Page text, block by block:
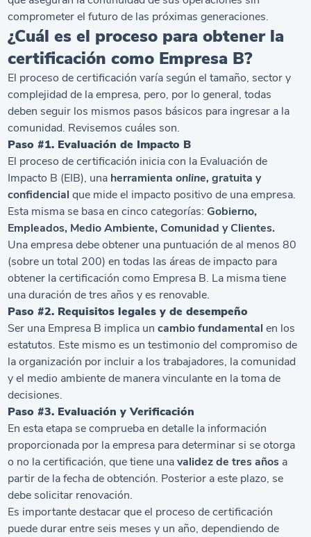
comprometer el futuro de las próximas generaciones.
¿Cuál es el proceso para obtener la
certificación como Empresa B?
El proceso de certificación varía según el tamaño, sector y
complejidad de la empresa, pero, por lo general, todas
deben seguir los mismos pasos básicos para ingresar a la
comunidad. Revisemos cuáles son.
Paso #1. Evaluación de Impacto B
El proceso de certificación inicia con la Evaluación de
Impacto B (EIB), una herramientaonline, gratuita y
confidencial que mide el impacto positivo de una empresa.
Esta misma se basa en cinco categorías: Gobierno,
Empleados, Medio Ambiente, Comunidad y Clientes.
Una empresa debe obtener una puntuación de al menos 80
(sobre un total 200) en todas las áreas de impacto para
obtener la certificación como Empresa B. La misma tiene
una duración de tres años y es renovable.
Paso #2. Requisitos legales y de desempeño
Ser una Empresa B implica un cambio fundamental en los
estatutos. Este mismo es un testimonio del compromiso de
la organización por incluir a los trabajadores, la comunidad
y el medio ambiente de manera vinculante en la toma de
decisiones.
Paso #3. Evaluación y Verificación
En esta etapa se comprueba en detalle la información
proporcionada por la empresa para determinar si se otorga
o no la certificación, que tiene unavalidez de tres años a
partir de la fecha de obtención. Posterior a este plazo, se
debe solicitar renovación.
Es importante destacar que el proceso de certificación
puede durar entre seis meses y un año, dependiendo de